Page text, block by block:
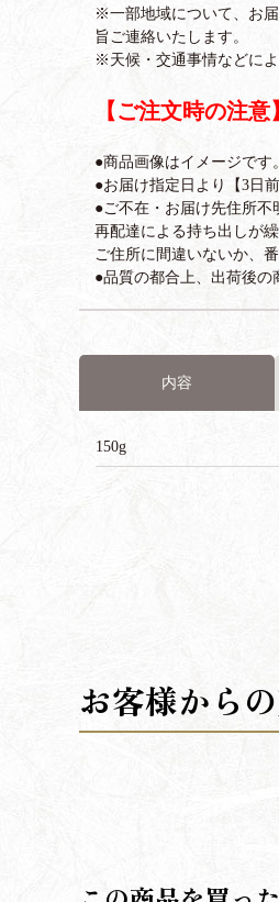
※一部地域について、お
旨ご連絡いたします。
※天候・交通事情などに
【ご注文時の注意
●商品画像はイメージです
●お届け指定日より【3日
●ご不在・お届け先住所不
再配達による持ち出しが
ご住所に間違いないか、
●品質の都合上、出荷後の
内容
150g